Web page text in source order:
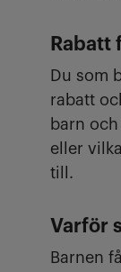
Rabatt
Du som
rabatt
barn
eller
till.
Varför
Barnen